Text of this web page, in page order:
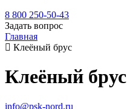
8 800 250-50-43
Задать вопрос
Главная
Клеёный брус
Клеёный брус
info@psk-nord.ru